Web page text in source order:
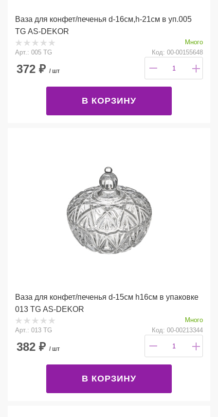
Ваза для конфет/печенья d-16см,h-21см в уп.005
TG AS-DEKOR
Много
Арт.: 005 TG
Код: 00-00155648
372 ₽ / шт
В КОРЗИНУ
Ваза для конфет/печенья d-15см h16см в упаковке
013 TG AS-DEKOR
Много
Арт.: 013 TG
Код: 00-00213344
382 ₽ / шт
В КОРЗИНУ